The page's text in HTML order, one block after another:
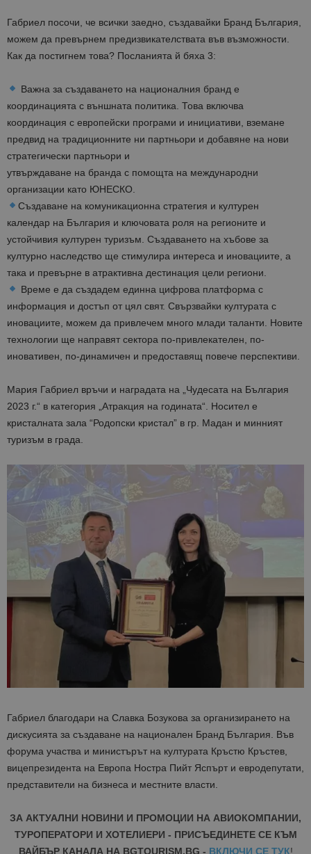
Габриел посочи, че всички заедно, създавайки Бранд България,
можем да превърнем предизвикателствата във възможности.
Как да постигнем това? Посланията й бяха 3:
Важна за създаването на националния бранд е
координацията с външната политика. Това включва
координация с европейски програми и инициативи, вземане
предвид на традиционните ни партньори и добавяне на нови
стратегически партньори и
утвърждаване на бранда с помощта на международни
организации като ЮНЕСКО.
Създаване на комуникационна стратегия и културен
календар на България и ключовата роля на регионите и
устойчивия културен туризъм. Създаването на хъбове за
културно наследство ще стимулира интереса и иновациите, а
така и превърне в атрактивна дестинация цели региони.
Време е да създадем единна цифрова платформа с
информация и достъп от цял свят. Свързвайки културата с
иновациите, можем да привлечем много млади таланти. Новите
технологии ще направят сектора по-привлекателен, по-
иновативен, по-динамичен и предоставящ повече перспективи.
Мария Габриел връчи и наградата на „Чудесата на България
2023 г.“ в категория „Атракция на годината“. Носител е
кристалната зала “Родопски кристал” в гр. Мадан и минният
туризъм в града.
Габриел благодари на Славка Бозукова за организирането на
дискусията за създаване на национален Бранд България. Във
форума участва и министърът на културата Кръстю Кръстев,
вицепрезидента на Европа Ностра Пийт Яспърт и евродепутати,
представители на бизнеса и местните власти.
ЗА АКТУАЛНИ НОВИНИ И ПРОМОЦИИ НА АВИОКОМПАНИИ,
ТУРОПЕРАТОРИ И ХОТЕЛИЕРИ - ПРИСЪЕДИНЕТЕ СЕ КЪМ
ВАЙБЪР КАНАЛА НА BGTOURISM.BG - ВКЛЮЧИ СЕ ТУК!